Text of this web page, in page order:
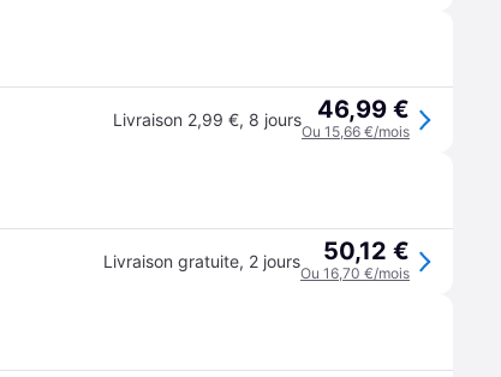
Livraison 2,99 €, 8 jours 46,99 €
Ou 15,66 €/mois
Livraison gratuite, 2 jours 50,12 €
Ou 16,70 €/mois